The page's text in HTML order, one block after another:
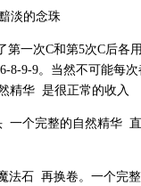
淡的念珠
一次C和第5次C后各
8-9-9。当然不可能每
精华 是很正常的收入
一个完整的自然精华
法石 再换卷。一个完